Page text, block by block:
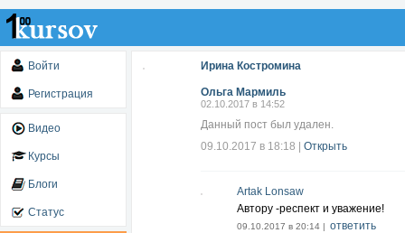
Войти
Регистрация
Видео
Курсы
Блоги
Статус
Ирина Костромина
Ольга Мармиль
02.10.2017 в 14:52
Данный пост был удален.
09.10.2017 в 18:18
Открыть
Artak Lonsaw
Автору -респект и уважение!
09.10.2017 в 20:14 | ответить